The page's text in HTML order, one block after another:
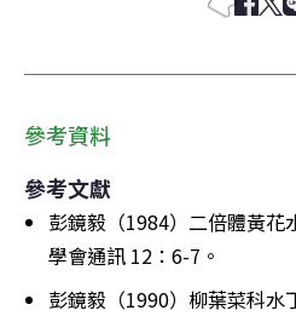
參考資料
參考文獻
彭鏡毅（1984）二倍體黃花
學會通訊 12：6-7。
彭鏡毅（1990）柳葉菜科